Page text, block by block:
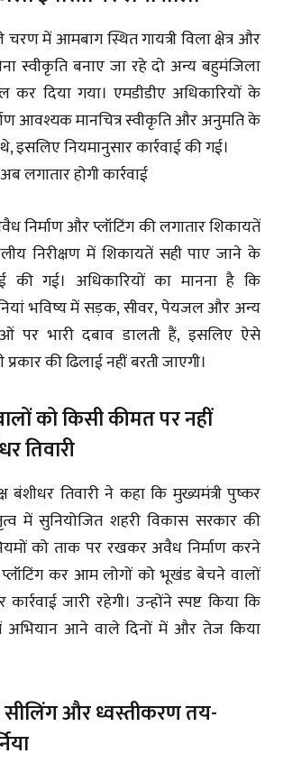
में आमबाग स्थित गायत्री विला क्षेत्र और
स्वीकृति बनाए जा रहे दो अन्य बहुमंजिला
कर दिया गया। एमडीडीए अधिकारियों के
आवश्यक मानचित्र स्वीकृति और अनुमति के
इसलिए नियमानुसार कार्रवाई की गई।
लगातार होगी कार्रवाई
निर्माण और प्लॉटिंग की लगातार शिकायतें
निरीक्षण में शिकायतें सही पाए जाने के
की गई। अधिकारियों का मानना है कि
भविष्य में सड़क, सीवर, पेयजल और अन्य
पर भारी दबाव डालती हैं, इसलिए ऐसे
की ढिलाई नहीं बरती जाएगी।
को किसी कीमत पर नहीं
तिवारी
बंशीधर तिवारी ने कहा कि मुख्यमंत्री पुष्कर
में सुनियोजित शहरी विकास सरकार की
को ताक पर रखकर अवैध निर्माण करने
प्लॉटिंग कर आम लोगों को भूखंड बेचने वालों
जारी रहेगी। उन्होंने स्पष्ट किया कि
में अभियान आने वाले दिनों में और तेज किया
सीलिंग और ध्वस्तीकरण तय-